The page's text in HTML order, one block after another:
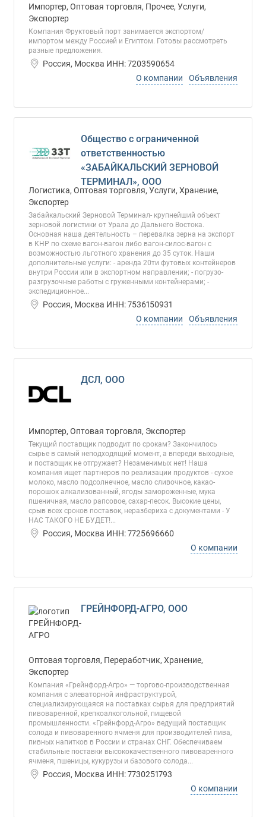
Импортер, Оптовая торговля, Прочее, Услуги,
Экспортер
Компания Фруктовый порт занимается экспортом/
импортом между Россией и Египтом. Готовы рассмотреть
разные предложения.
Россия, Москва ИНН: 7203590654
О компании
Объявления
Общество с ограниченной
ответственностью
«ЗАБАЙКАЛЬСКИЙ ЗЕРНОВОЙ
ТЕРМИНАЛ», ООО
Логистика, Оптовая торговля, Услуги, Хранение,
Экспортер
Забайкальский Зерновой Терминал- крупнейший объект
зерновой логистики от Урала до Дальнего Востока.
Основная наша деятельность – перевалка зерна на экспорт
в КНР по схеме вагон-вагон либо вагон-силос-вагон с
возможностью льготного хранения до 35 суток. Наши
дополнительные услуги: - аренда 20ти футовых контейнеров
внутри России или в экспортном направлении; - погрузо-
разгрузочные работы с груженными контейнерами; -
экспедиционное...
Россия, Москва ИНН: 7536150931
О компании
Объявления
ДСЛ, ООО
Импортер, Оптовая торговля, Экспортер
Текущий поставщик подводит по срокам? Закончилось
сырье в самый неподходящий момент, а впереди выходные,
и поставщик не отгружает? Незаменимых нет! Наша
компания ищет партнеров по реализации продуктов - сухое
молоко, масло подсолнечное, масло сливочное, какао-
порошок алкализованный, ягоды замороженные, мука
пшеничная, масло рапсовое, сахар-песок. Высокие цены,
срыв всех сроков поставок, неразбериха с документами - У
НАС ТАКОГО НЕ БУДЕТ!...
Россия, Москва ИНН: 7725696660
О компании
ГРЕЙНФОРД-АГРО, ООО
Оптовая торговля, Переработчик, Хранение,
Экспортер
Компания «Грейнфорд-Агро» — торгово-производственная
компания с элеваторной инфраструктурой,
специализирующаяся на поставках сырья для предприятий
пивоваренной, крепкоалкогольной, пищевой
промышленности. «Грейнфорд-Агро» ведущий поставщик
солода и пивоваренного ячменя для производителей пива,
пивных напитков в России и странах СНГ. Обеспечиваем
стабильные поставки высококачественного пивоваренного
ячменя, пшеницы, кукурузы и базового солода...
Россия, Москва ИНН: 7730251793
О компании